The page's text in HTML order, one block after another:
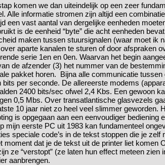
komen we dan uiteindelijk op een zeer
Alle informatie stromen zijn altijd een
een vast aantal van dergelijke eenheden
is de eenheid “byte” die acht eenheden
maken tussen stuursignalen (waar moet ik
aparte kanalen te sturen of door afspraken
serie 1en en 0en. Waarvan het begin
de afzender (3) het nummer van de
pakket horen. Bijna alle communicatie
bits per seconde. De allereerste modems
2400 bits/sec ofwel 2,4 Kbs. Een gewoon
0,5 Mbs. Over transatlantische glasvezels
10 jaar niet zo heel veel slimmer geworden.
is opgegaan aan een eenvoudiger bediening
mijn eerste PC uit 1983 kan fundamenteel
speciale code’s in de tekst stoppen die je
moment dat je de tekst uit de printer liet komen
ze “verstopt” (ze laten hun effect meteen zien
aanbrengen.